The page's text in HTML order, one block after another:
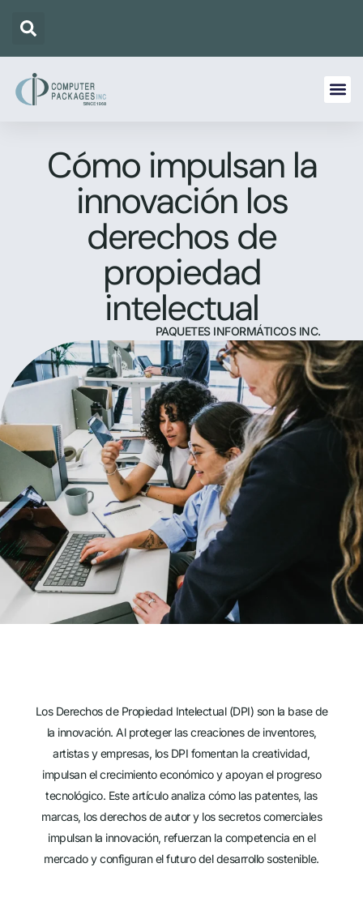
Cómo impulsan la
innovación los
derechos de
propiedad
intelectual
PAQUETES INFORMÁTICOS INC.
20 DE OCTUBRE DE 2025
Los Derechos de Propiedad Intelectual (DPI) son la base de
la innovación. Al proteger las creaciones de inventores,
artistas y empresas, los DPI fomentan la creatividad,
impulsan el crecimiento económico y apoyan el progreso
tecnológico. Este artículo analiza cómo las patentes, las
marcas, los derechos de autor y los secretos comerciales
impulsan la innovación, refuerzan la competencia en el
mercado y configuran el futuro del desarrollo sostenible.